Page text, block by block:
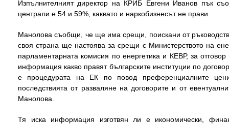
Изпълнителният директор на КРИБ Евгени Иванов пък
централи е 54 и 59%, каквато и наркобизнесът не прави.
Манолова съобщи, че ще има срещи, поискани от
своя страна ще настоява за срещи с Министерството на
парламентарната комисия по енергетика и КЕВР, за
информация какво правят българските институции по
е процедурата на ЕК по повод преференциалните
последствията от разваляне на договорите и от
Манолова.
Тя иска информация изготвян ли е икономически,